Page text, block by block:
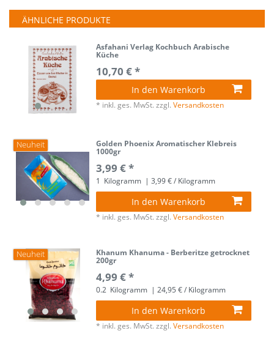
ÄHNLICHE PRODUKTE
Asfahani Verlag Kochbuch Arabische
Küche
10,70 € *
In den Warenkorb
* inkl. ges. MwSt. zzgl.Versandkosten
Neuheit Golden Phoenix Aromatischer Klebreis
1000gr
3,99 € *
1 Kilogramm | 3,99 € / Kilogramm
In den Warenkorb
* inkl. ges. MwSt. zzgl.Versandkosten
Neuheit Khanum Khanuma - Berberitze getrocknet
200gr
4,99 € *
0.2 Kilogramm | 24,95 € / Kilogramm
In den Warenkorb
* inkl. ges. MwSt. zzgl.Versandkosten